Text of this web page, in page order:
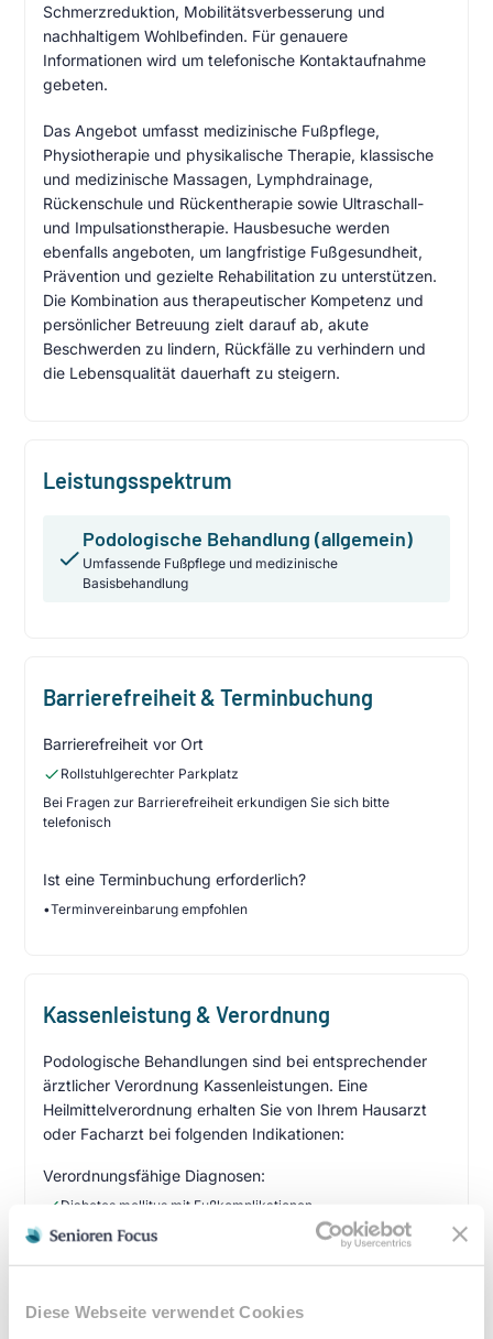
Diese Webseite verwendet Cookies
Schmerzreduktion, Mobilitätsverbesserung und
nachhaltigem Wohlbefinden. Für genauere
Informationen wird um telefonische Kontaktaufnahme
gebeten.
Das Angebot umfasst medizinische Fußpflege,
Physiotherapie und physikalische Therapie, klassische
und medizinische Massagen, Lymphdrainage,
Rückenschule und Rückentherapie sowie Ultraschall-
und Impulsationstherapie. Hausbesuche werden
ebenfalls angeboten, um langfristige Fußgesundheit,
Prävention und gezielte Rehabilitation zu unterstützen.
Die Kombination aus therapeutischer Kompetenz und
persönlicher Betreuung zielt darauf ab, akute
Beschwerden zu lindern, Rückfälle zu verhindern und
die Lebensqualität dauerhaft zu steigern.
Leistungsspektrum
Podologische Behandlung (allgemein)
Umfassende Fußpflege und medizinische
Basisbehandlung
Barrierefreiheit & Terminbuchung
Barrierefreiheit vor Ort
Rollstuhlgerechter Parkplatz
Bei Fragen zur Barrierefreiheit erkundigen Sie sich bitte
telefonisch
Ist eine Terminbuchung erforderlich?
•Terminvereinbarung empfohlen
Kassenleistung & Verordnung
Podologische Behandlungen sind bei entsprechender
ärztlicher Verordnung Kassenleistungen. Eine
Heilmittelverordnung erhalten Sie von Ihrem Hausarzt
oder Facharzt bei folgenden Indikationen:
Verordnungsfähige Diagnosen:
Diabetes mellitus mit Fußkomplikationen
Durchblutungsstörungen der Füße
Sensibilitätsstörungen